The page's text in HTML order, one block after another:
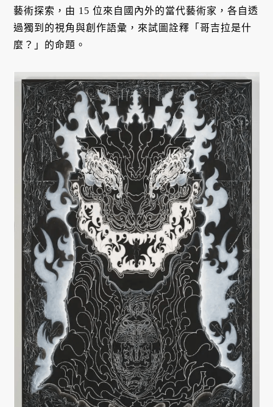
藝術探索，由 15 位來自國內外的當代藝術家，各自透
過獨到的視角與創作語彙，來試圖詮釋「哥吉拉是什
麼？」的命題。